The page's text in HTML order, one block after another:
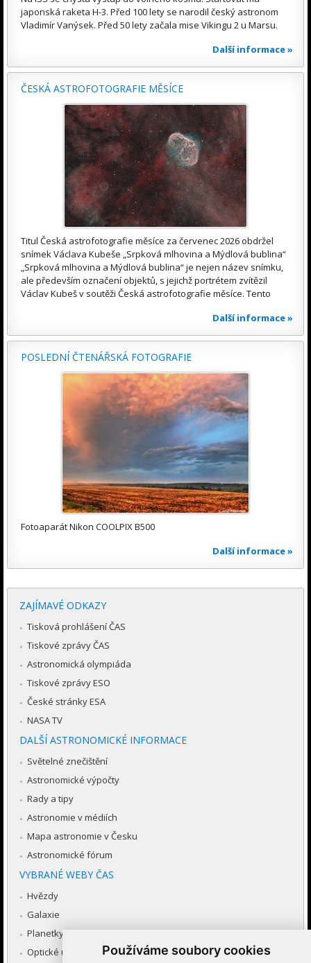
Používáme soubory cookies
japonská raketa H-3. Před 100 lety se narodil český astronom
Vladimír Vanýsek. Před 50 lety začala mise Vikingu 2 u Marsu.
Další informace »
ČESKÁ ASTROFOTOGRAFIE MĚSÍCE
Titul Česká astrofotografie měsíce za červenec 2026 obdržel
snímek Václava Kubeše „Srpková mlhovina a Mýdlová bublina“
„Srpková mlhovina a Mýdlová bublina“ je nejen název snímku,
ale především označení objektů, s jejichž portrétem zvítězil
Václav Kubeš v soutěži Česká astrofotografie měsíce. Tento
Další informace »
POSLEDNÍ ČTENÁŘSKÁ FOTOGRAFIE
Fotoaparát Nikon COOLPIX B500
Další informace »
ZAJÍMAVÉ ODKAZY
Tisková prohlášení ČAS
Tiskové zprávy ČAS
Astronomická olympiáda
Tiskové zprávy ESO
České stránky ESA
NASA TV
DALŠÍ ASTRONOMICKÉ INFORMACE
Světelné znečištění
Astronomické výpočty
Rady a tipy
Astronomie v médiích
Mapa astronomie v Česku
Astronomické fórum
VYBRANÉ WEBY ČAS
Hvězdy
Galaxie
Planetky
Optické úkazy v atmosféře